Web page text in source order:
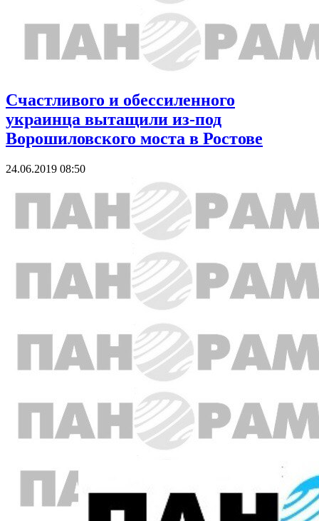
Счастливого и обессиленного
украинца вытащили из-под
Ворошиловского моста в Ростове
24.06.2019 08:50